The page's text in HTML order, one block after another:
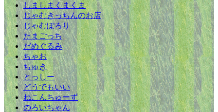
しましまくまくま
じゃむきっちんのお店
じゃむぽろり
たまごっち
だめぐるみ
ちゃお
ちゅき
とっしー
どうでもいい
ねこんちゅーず
のろいちゃん